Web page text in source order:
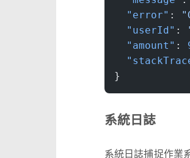
  "error"
:
  "userId"
:
  "amount"
:
}
系統日誌
系統日誌捕捉作